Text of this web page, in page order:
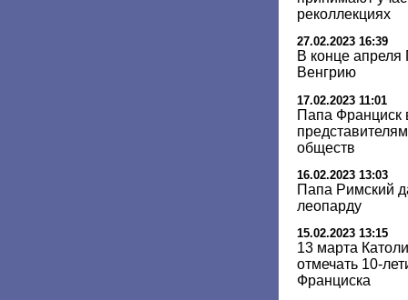
реколлекциях
27.02.2023 16:39
В конце апреля
Венгрию
17.02.2023 11:01
Папа Франциск
обществ
16.02.2023 13:03
Папа Римский
леопарду
15.02.2023 13:15
13 марта
отмечать 10-
Франциска